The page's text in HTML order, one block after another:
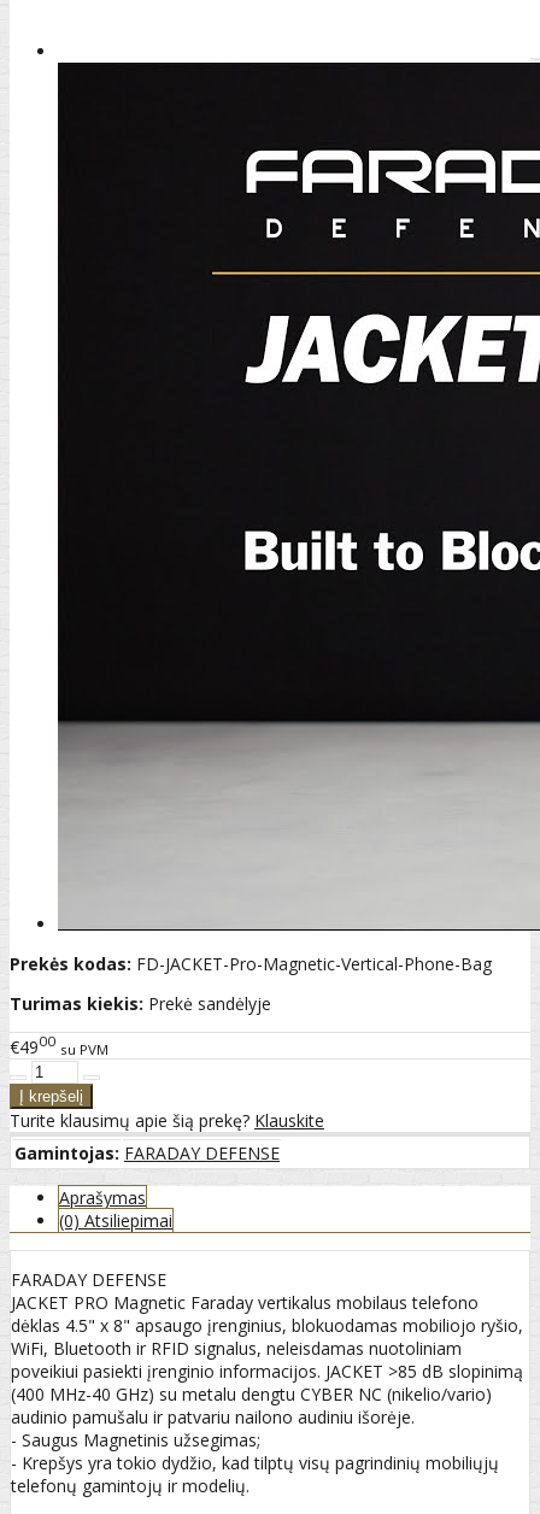
Prekės kodas: FD-JACKET-Pro-Magnetic-Vertical-Phone-Bag
Turimas kiekis: Prekė sandėlyje
€4900 su PVM
Turite klausimų apie šią prekę? Klauskite
Gamintojas: FARADAY DEFENSE
Aprašymas
(0) Atsiliepimai
FARADAY DEFENSE
JACKET PRO Magnetic Faraday vertikalus mobilaus telefono
dėklas 4.5" x 8" apsaugo įrenginius, blokuodamas mobiliojo ryšio,
WiFi, Bluetooth ir RFID signalus, neleisdamas nuotoliniam
poveikiui pasiekti įrenginio informacijos. JACKET >85 dB slopinimą
(400 MHz-40 GHz) su metalu dengtu CYBER NC (nikelio/vario)
audinio pamušalu ir patvariu nailono audiniu išorėje.
- Saugus Magnetinis užsegimas;
- Krepšys yra tokio dydžio, kad tilptų visų pagrindinių mobiliųjų
telefonų gamintojų ir modelių.